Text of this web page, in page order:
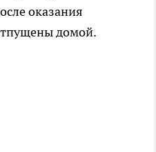
оказания
домой.